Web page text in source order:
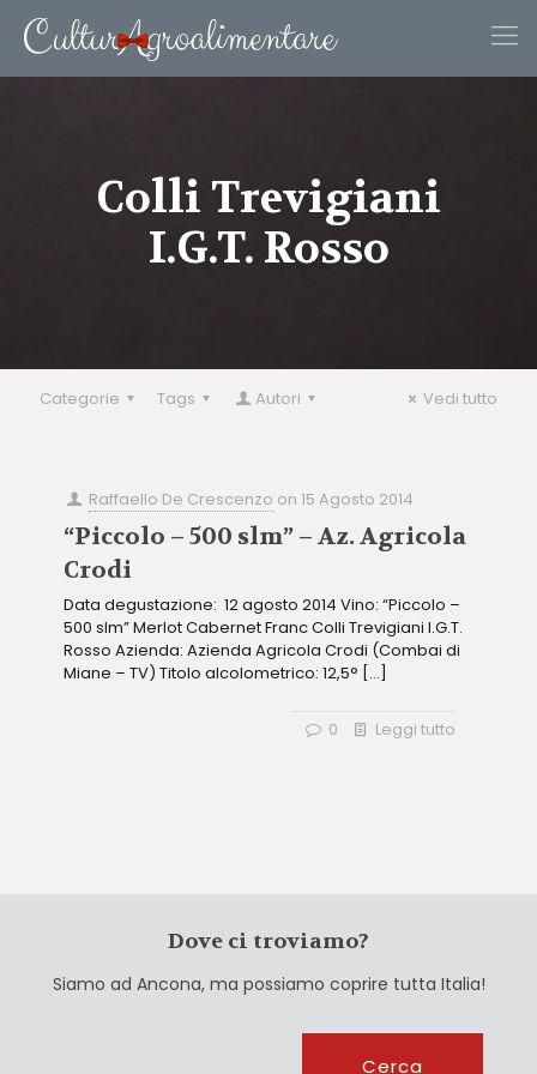
Colli Trevigiani
I.G.T. Rosso
Categorie Tags Autori Vedi tutto
Raffaello De Crescenzo on15 Agosto 2014
“Piccolo – 500 slm” – Az. Agricola
Crodi
Data degustazione: 12 agosto 2014 Vino: “Piccolo –
500 slm” Merlot Cabernet Franc Colli Trevigiani I.G.T.
Rosso Azienda: Azienda Agricola Crodi (Combai di
Miane – TV) Titolo alcolometrico: 12,5° […]
0 Leggi tutto
Dove ci troviamo?
Siamo ad Ancona, ma possiamo coprire tutta Italia!
Cerca